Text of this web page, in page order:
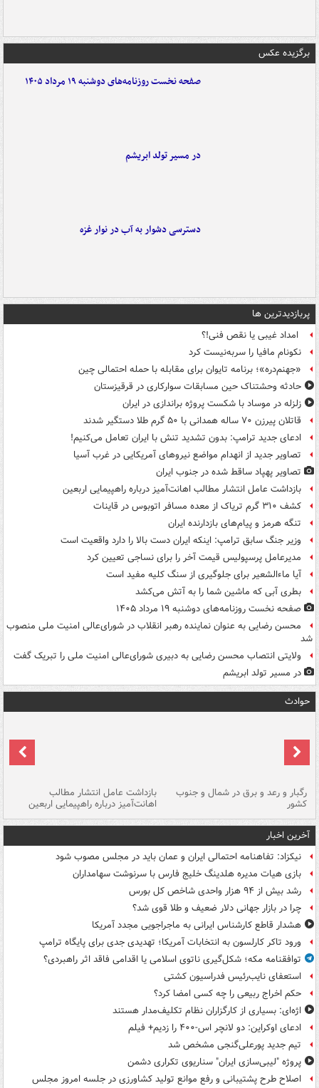
برگزیده عکس
صفحه نخست روزنامه‌های دوشنبه ۱۹ مرداد ۱۴۰۵
در مسیر تولد ابریشم
دسترسی دشوار به آب در نوار غزه
پربازدیدترین ها
امداد غیبی یا نقص فنی!؟
نکونام مافیا را سربه‌نیست کرد
«جهنم‌دره»؛ برنامه تایوان برای مقابله با حمله احتمالی چین
حادثه وحشتناک حین مسابقات سوارکاری در قرقیزستان
زلزله در موساد با شکست پروژه براندازی در ایران
قاتلان پیرزن ۷۰ ساله همدانی با ۵۰ گرم طلا دستگیر شدند
ادعای جدید ترامپ: بدون تشدید تنش با ایران تعامل می‌کنیم!
تصاویر جدید از انهدام مواضع نیروهای آمریکایی در غرب آسیا
تصاویر پهپاد ساقط شده در جنوب ایران
بازداشت عامل انتشار مطالب اهانت‌آمیز درباره راهپیمایی اربعین
کشف ۳۱۰ گرم تریاک از معده مسافر اتوبوس در قاینات
تنگه هرمز و پیام‌های بازدارنده ایران
وزیر جنگ سابق ترامپ: اینکه ایران دست بالا را دارد واقعیت است
مدیرعامل پرسپولیس قیمت آخر را برای نساجی تعیین کرد
آیا ماءالشعیر برای جلوگیری از سنگ کلیه مفید است
بطری آبی که ماشین شما را به آتش می‌کشد
صفحه نخست روزنامه‌های دوشنبه ۱۹ مرداد ۱۴۰۵
محسن رضایی به عنوان نماینده رهبر انقلاب در شورای‌عالی امنیت ملی منصوب
شد
ولایتی انتصاب محسن رضایی به دبیری شورای‌عالی امنیت ملی را تبریک گفت
در مسیر تولد ابریشم
حوادث
رگبار و رعد و برق در شمال و جنوب
کشور
بازداشت عامل انتشار مطالب
اهانت‌آمیز درباره راهپیمایی اربعین
آخرین اخبار
نیکزاد: تفاهنامه احتمالی ایران و عمان باید در مجلس مصوب شود
بازی هیات مدیره هلدینگ خلیج فارس با سرنوشت سهامداران
رشد بیش از ۹۴ هزار واحدی شاخص کل بورس
چرا در بازار جهانی دلار ضعیف و طلا قوی شد؟
هشدار قاطع کارشناس ایرانی به ماجراجویی مجدد آمریکا
ورود تاکر کارلسون به انتخابات آمریکا؛ تهدیدی جدی برای پایگاه ترامپ
توافقنامه مکه؛ شکل‌گیری ناتوی اسلامی یا اقدامی فاقد اثر راهبردی؟
استعفای نایب‌رئیس فدراسیون کشتی
حکم اخراج ربیعی را چه کسی امضا کرد؟
اژه‌ای: بسیاری از کارگزاران نظام تکلیف‌مدار هستند
ادعای اوکراین: دو لانچر اس-۴۰۰ را زدیم+ فیلم
تیم جدید پورعلی‌گنجی مشخص شد
پروژه "لیبی‌سازی ایران" سناریوی تکراری دشمن
اصلاح طرح پشتیبانی و رفع موانع تولید کشاورزی در جلسه امروز مجلس